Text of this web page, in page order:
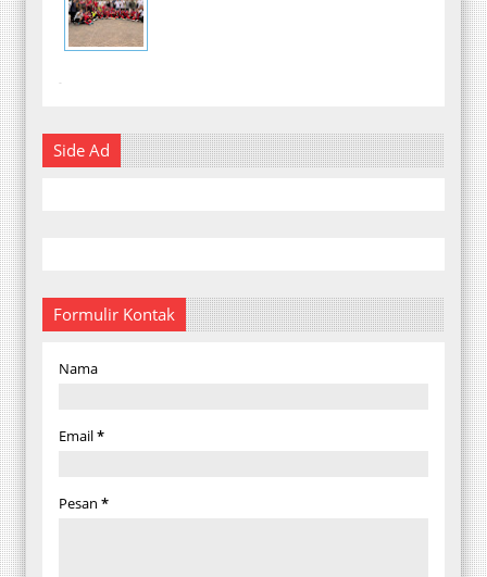
-
Side Ad
Formulir Kontak
Nama
Email*
Pesan *